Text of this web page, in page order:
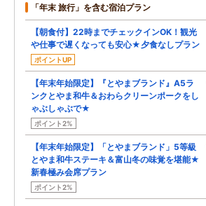
「年末 旅行」を含む宿泊プラン
【朝食付】22時までチェックインOK！観光
や仕事で遅くなっても安心★夕食なしプラン
ポイントUP
【年末年始限定】『とやまブランド』A5ラ
ンクとやま和牛＆おわらクリーンポークをし
ゃぶしゃぶで★
ポイント2%
【年末年始限定】「とやまブランド」5等級
とやま和牛ステーキ＆富山冬の味覚を堪能★
新春極み会席プラン
ポイント2%